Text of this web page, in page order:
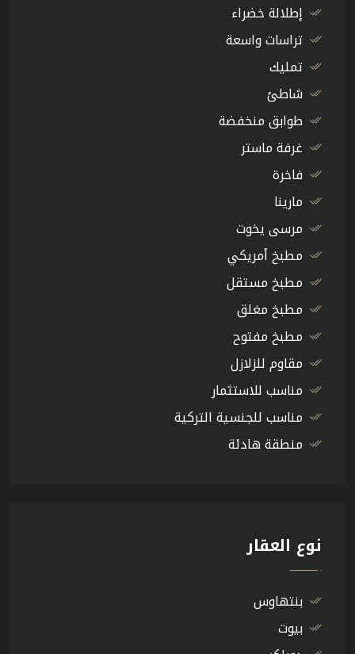
إطلالة خضراء
تراسات واسعة
تمليك
شاطئ
طوابق منخفضة
غرفة ماستر
فاخرة
مارينا
مرسى يخوت
مطبخ أمريكي
مطبخ مستقل
مطبخ مغلق
مطبخ مفتوح
مقاوم للزلازل
مناسب للاستثمار
مناسب للجنسية التركية
منطقة هادئة
نوع العقار
بنتهاوس
بيوت